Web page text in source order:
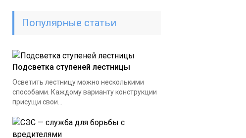
Популярные статьи
Подсветка ступеней лестницы
Осветить лестницу можно несколькими
способами. Каждому варианту конструкции
присущи свои...